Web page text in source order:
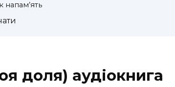
напам’ять
доля) аудіокнига